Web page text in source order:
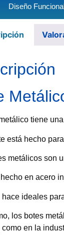
Diseño
tiene
está hecho
metálicos son
en acero
hace ideales
los botes
como en la